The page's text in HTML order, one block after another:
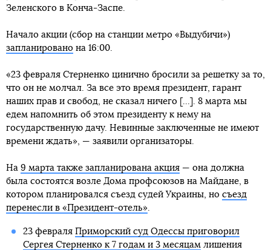
Зеленского в Конча-Заспе.
Начало акции (сбор на станции метро «Выдубичи»)
запланировано на 16:00.
«23 февраля Стерненко цинично бросили за решетку за то,
что он не молчал. За все это время президент, гарант
наших прав и свобод, не сказал ничего [...]. 8 марта мы
едем напомнить об этом президенту к нему на
государственную дачу. Невинные заключенные не имеют
времени ждать», — заявили организаторы.
На 9 марта также запланирована акция — она должна
была состоятся возле Дома профсоюзов на Майдане, в
котором планировался съезд судей Украины, но съезд
перенесли в «Президент-отель»
23 февраля Приморский суд Одессы приговорил
Сергея Стерненко к 7 годам и 3 месяцам лишения